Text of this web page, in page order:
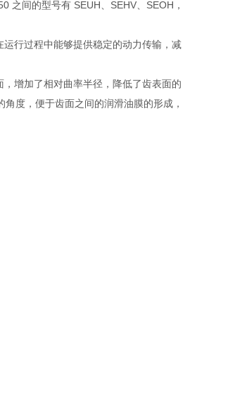
之间的型号有 SEUH、SEHV、SEOH，
行过程中能够提供稳定的动力传输，减
增加了相对曲率半径，降低了齿表面的
度，便于齿面之间的润滑油膜的形成，